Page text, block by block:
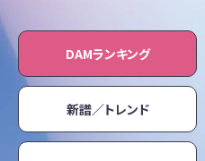
DAMランキング
新譜／トレンド